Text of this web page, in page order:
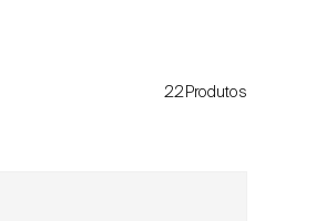
22Produtos